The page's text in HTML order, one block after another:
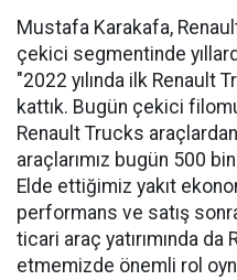
Mustafa Karakafa,
çekici segmentinde
"2022 yılında ilk
kattık. Bugün çekici
Renault Trucks
araçlarımız bugün 500
Elde ettiğimiz yakıt
performans ve satış
ticari araç yatırımında
etmemizde önemli rol